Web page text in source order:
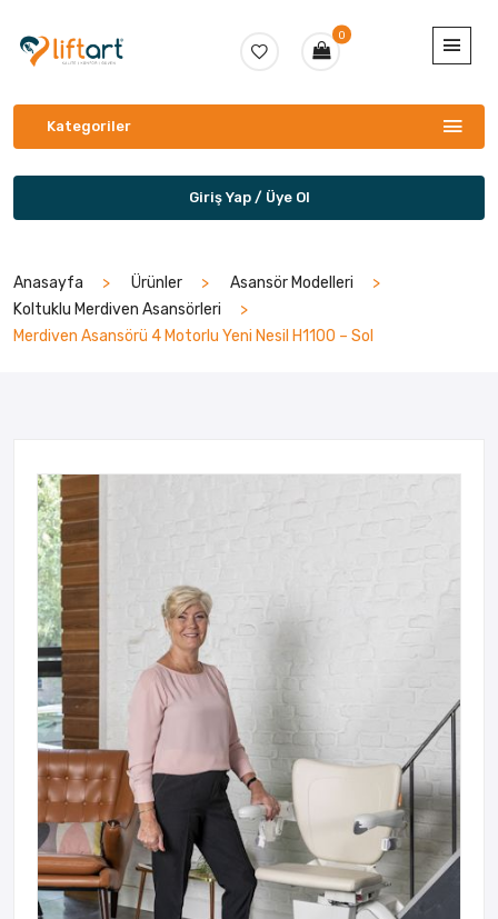
0
Kategoriler
Giriş Yap / Üye Ol
Anasayfa Ürünler
Asansör Modelleri
Koltuklu Merdiven Asansörleri
Merdiven Asansörü 4 Motorlu Yeni Nesil H1100 – Sol